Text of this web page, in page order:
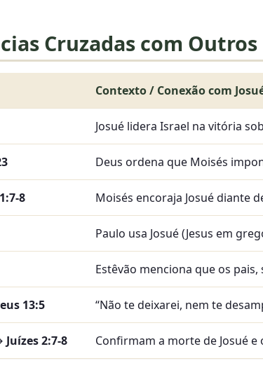
Cruzadas com
Contexto / Conexão com
Josué lidera Israel na vitória
Deus ordena que Moisés
8 Moisés encoraja Josué diante
Paulo usa Josué (Jesus em
Estêvão menciona que os
13:5 “Não te deixarei, nem te
Juízes 2:7-8 Confirmam a morte de Josué